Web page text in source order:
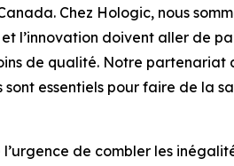
Chez Hologic, nous
l’innovation doivent aller de
de qualité. Notre partenariat
essentiels pour faire de la
de combler les